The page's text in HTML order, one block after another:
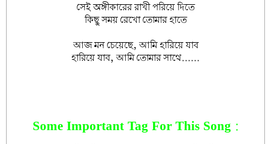
সেই অঙ্গীকারের রাখী পরিয়ে দিতে
কিছু সময় রেখো তোমার হাতে
আজ মন চেয়েছে, আমি হারিয়ে যাব
হারিয়ে যাব, আমি তোমার সাথে......
Some Important Tag For This Song :